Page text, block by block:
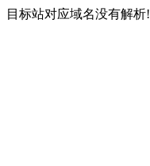
目标站对应域名没有解析!